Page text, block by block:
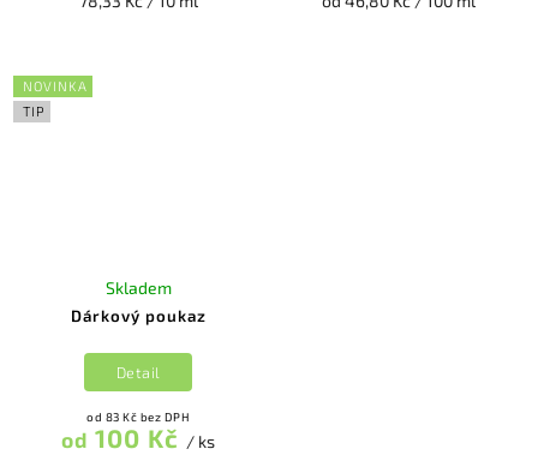
NOVINKA
TIP
Dárkový poukaz
Skladem
od 83 Kč bez DPH
od 100 Kč / ks
Detail